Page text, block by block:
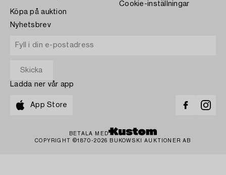
Köpa på auktion
Cookie-inställningar
Nyhetsbrev
Ladda ner vår app
App Store
BETALA MED
COPYRIGHT ©1870-2026 BUKOWSKI AUKTIONER AB